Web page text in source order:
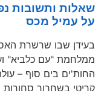
שאלות ותשובות
על עמיל מכס
בעידן שבו שרשרת
ממלחמת "עם כלביא"
החות'ים בים סוף –
קריטי בשחרור